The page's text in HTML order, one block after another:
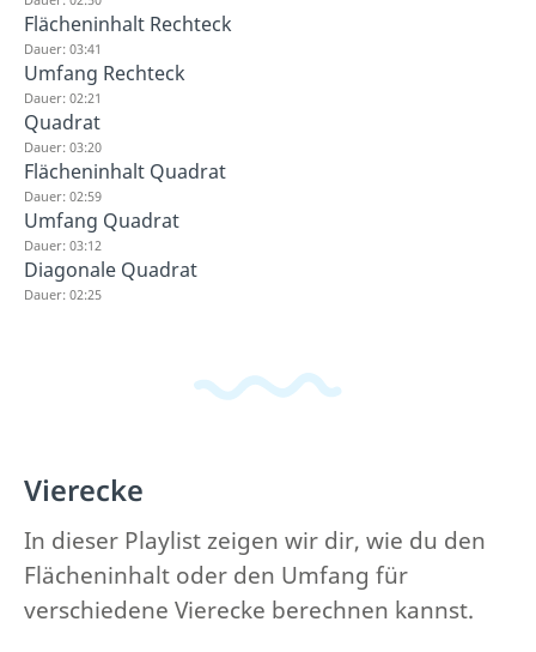
Flächeninhalt Rechteck
Dauer: 03:41
Umfang Rechteck
Dauer: 02:21
Quadrat
Dauer: 03:20
Flächeninhalt Quadrat
Dauer: 02:59
Umfang Quadrat
Dauer: 03:12
Diagonale Quadrat
Dauer: 02:25
Vierecke
In dieser Playlist zeigen wir dir, wie du den
Flächeninhalt oder den Umfang für
verschiedene Vierecke berechnen kannst.